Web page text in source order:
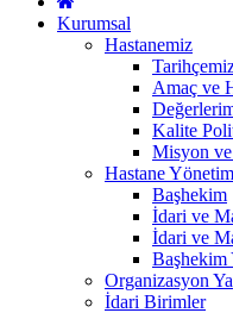
Kurumsal
Hastanemiz
Amaç ve
Kalite
Misyon
Hastane
Başhekim
İdari ve
İdari ve
Başhekim
Organizasyon
İdari Birimler